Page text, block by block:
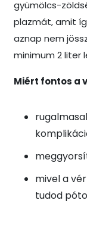
gyümölcs-
plazmát, amit
aznap nem
minimum 2 liter
Miért fontos a
mivel a
tudod